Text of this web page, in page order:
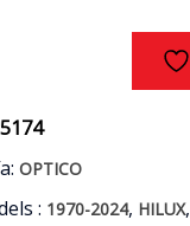
OPTICO
: 1970-2024, HILUX,